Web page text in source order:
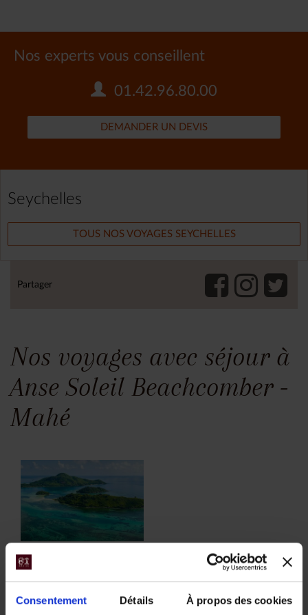
Consentement Détails À propos des cookies
Nos experts vous conseillent
01.42.96.80.00
DEMANDER UN DEVIS
Seychelles
TOUS NOS VOYAGES SEYCHELLES
Partager
Nos voyages avec séjour à
Anse Soleil Beachcomber -
Mahé
Les 3 îles
principales des